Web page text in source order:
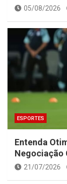
05/08/2026
ESPORTES
Entenda
Negociação
21/07/2026